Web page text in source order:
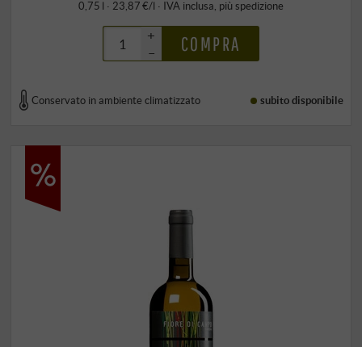
0,75 l · 23,87 €/l · IVA inclusa, più spedizione
+
–
COMPRA
Conservato in ambiente climatizzato subito disponibile